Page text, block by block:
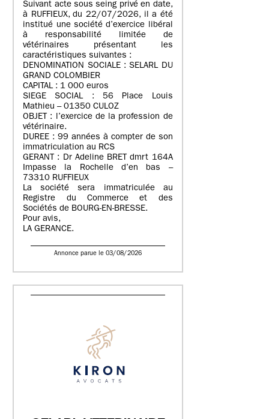
Suivant acte sous seing privé en date,
à RUFFIEUX, du 22/07/2026, il a été
institué une société d’exercice libéral
à responsabilité limitée de
vétérinaires présentant les
caractéristiques suivantes :
DENOMINATION SOCIALE : SELARL DU
GRAND COLOMBIER
CAPITAL : 1 000 euros
SIEGE SOCIAL : 56 Place Louis
Mathieu – 01350 CULOZ
OBJET : l’exercice de la profession de
vétérinaire.
DUREE : 99 années à compter de son
immatriculation au RCS
GERANT : Dr Adeline BRET dmrt 164A
Impasse la Rochelle d’en bas –
73310 RUFFIEUX
La société sera immatriculée au
Registre du Commerce et des
Sociétés de BOURG-EN-BRESSE.
Pour avis,
LA GERANCE.
Annonce parue le 03/08/2026